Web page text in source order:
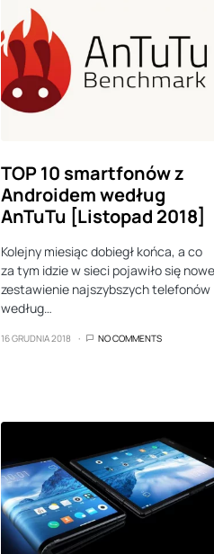
TOP 10 smartfonów z
Androidem według
AnTuTu [Listopad 2018]
Kolejny miesiąc dobiegł końca, a co
za tym idzie w sieci pojawiło się nowe
zestawienie najszybszych telefonów
według…
16 GRUDNIA 2018 NO COMMENTS